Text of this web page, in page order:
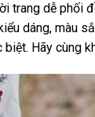
trang dễ phối
dáng, màu
Hãy cùng